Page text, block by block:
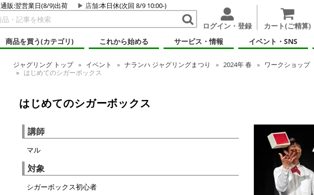
通販:翌営業日(8/9)出荷 店舗:本日休(次回 8/9 10:00-)
ログイン・登録 カート(ご精算)
商品を買う(カテゴリ)
これから始める サービス・情報 イベント・SNS
ジャグリングトップ イベント ナランハ ジャグリングまつり 2024年 春
ワークショップ
はじめてのシガーボックス
はじめてのシガーボックス
講師
マル
対象
シガーボックス初心者